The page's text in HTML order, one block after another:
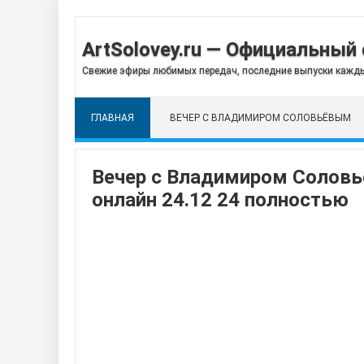
ArtSolovey.ru — Официальный
Свежие эфиры любимых передач, последние выпуски
ГЛАВНАЯ ВЕЧЕР С ВЛАДИМИРОМ СОЛОВЬЁВЫМ
Вечер с Владимиром
онлайн 24.12 24 полностью